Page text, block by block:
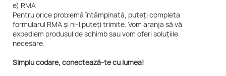
e) RMA
Pentru orice problemă întâmpinată, puteți completa
formularul RMA și ni-l puteți trimite. Vom aranja să vă
expediem produsul de schimb sau vom oferi soluțiile
necesare.
Simplu codare, conectează-te cu lumea!